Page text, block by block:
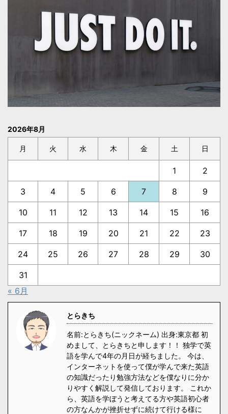
2026年8月
月 火 水 木 金 土 日
1 2
3 4 5 6 7 8 9
10 11 12 13 14 15 16
17 18 19 20 21 22 23
24 25 26 27 28 29 30
31
« 6月
とらきち
名前:とらきち(ニックネーム) 出身:東京都 初
めまして、とらきちと申します！！ 独学で英
語を学んで4年の月日が経ちました。 今は、
インターネットを使って僕が学んで来た英語
の知識だったり勉強方法などを僕なりに分か
りやすく解説して発信しております。 これか
ら、英語を学ぼうと考えてる方や英語初心者
の方なんかが挫折せずに続けて行ける様に